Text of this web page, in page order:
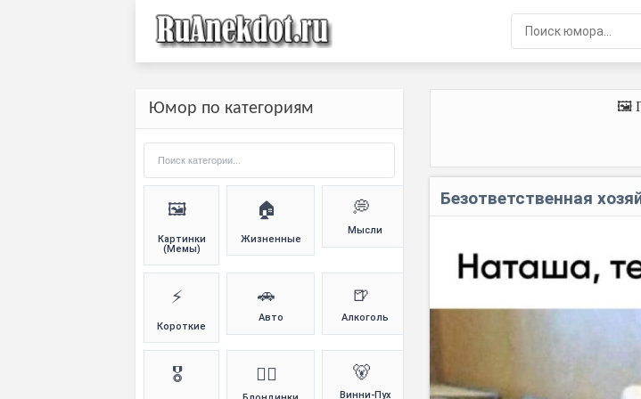
🖼️
Безответственная
Юмор по категориям
🖼️
Картинки
(Мемы)
🏠
Жизненные
💭
Мысли
⚡
Короткие
🚗
Авто
🍺
Алкоголь
🎖️ 👱‍♀️ 🐻
Винни-Пух